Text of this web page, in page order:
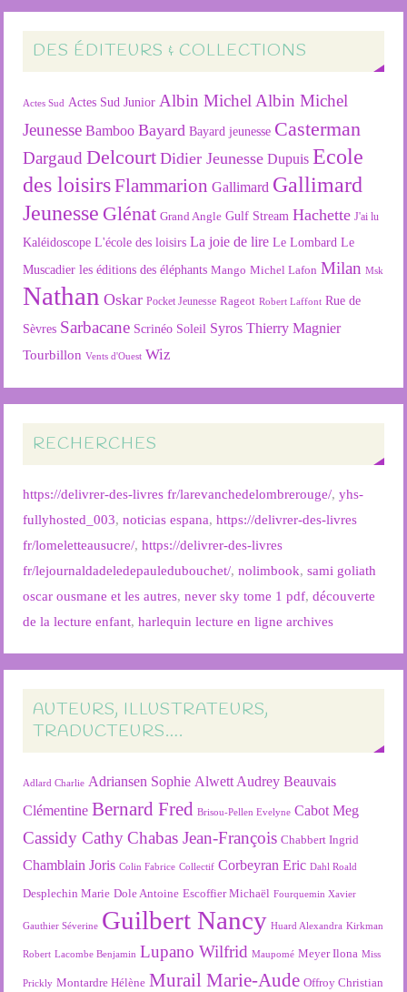
DES ÉDITEURS & COLLECTIONS
Actes Sud Actes Sud Junior Albin Michel Albin Michel
Jeunesse Bamboo Bayard Bayard jeunesse Casterman
Dargaud Delcourt Didier Jeunesse Dupuis Ecole
des loisirsFlammarion Gallimard Gallimard
Jeunesse Glénat Grand Angle Gulf Stream Hachette J'ai lu
Kaléidoscope L'école des loisirs La joie de lire Le Lombard Le
Muscadier les éditions des éléphants Mango Michel Lafon Milan Msk
Nathan Oskar Pocket Jeunesse Rageot Robert Laffont Rue de
Sèvres Sarbacane Scrinéo Soleil Syros Thierry Magnier
Tourbillon Vents d'Ouest Wiz
RECHERCHES
https://delivrer-des-livres fr/larevanchedelombrerouge/,yhs-
fullyhosted_003,noticias espana,https://delivrer-des-livres
fr/lomeletteausucre/,https://delivrer-des-livres
fr/lejournaldadeledepauledubouchet/,nolimbook,sami goliath
oscar ousmane et les autres,never sky tome 1 pdf,découverte
de la lecture enfant,harlequin lecture en ligne archives
AUTEURS, ILLUSTRATEURS,
TRADUCTEURS….
Adlard Charlie Adriansen Sophie Alwett Audrey Beauvais
Clémentine Bernard Fred Brisou-Pellen Evelyne Cabot Meg
Cassidy Cathy Chabas Jean-François Chabbert Ingrid
Chamblain Joris Colin Fabrice Collectif Corbeyran Eric Dahl Roald
Desplechin Marie Dole Antoine Escoffier Michaël Fourquemin Xavier
Gauthier Séverine Guilbert Nancy Huard Alexandra Kirkman
Robert Lacombe Benjamin Lupano Wilfrid Maupomé Meyer Ilona Miss
Prickly Montardre Hélène Murail Marie-Aude Offroy Christian